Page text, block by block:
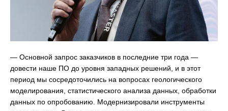
— Основной запрос заказчиков в последние три года —
довести наше ПО до уровня западных решений, и в этот
период мы сосредоточились на вопросах геологического
моделирования, статистического анализа данных, обработки
данных по опробованию. Модернизировали инструменты